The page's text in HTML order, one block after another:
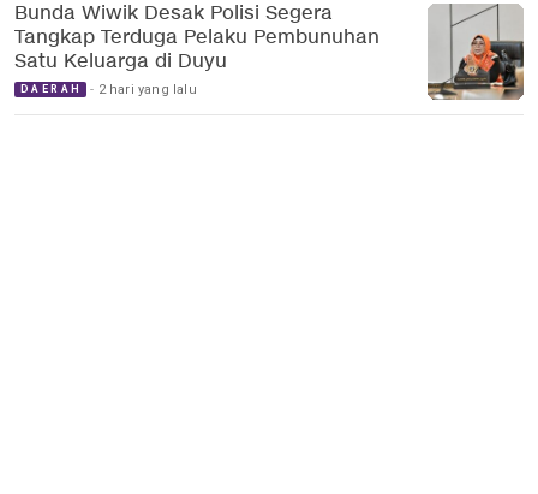
Bunda Wiwik Desak Polisi Segera
Tangkap Terduga Pelaku Pembunuhan
Satu Keluarga di Duyu
DAERAH 2 hari yang lalu